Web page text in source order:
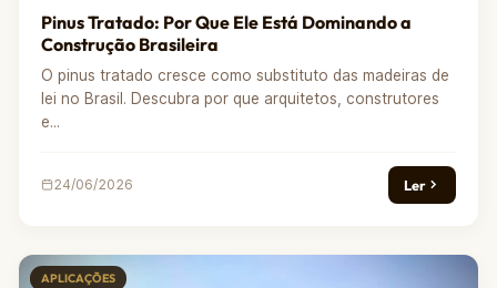
Pinus Tratado: Por Que Ele Está Dominando a
Construção Brasileira
O pinus tratado cresce como substituto das madeiras de
lei no Brasil. Descubra por que arquitetos, construtores
e...
24/06/2026 Ler
APLICAÇÕES